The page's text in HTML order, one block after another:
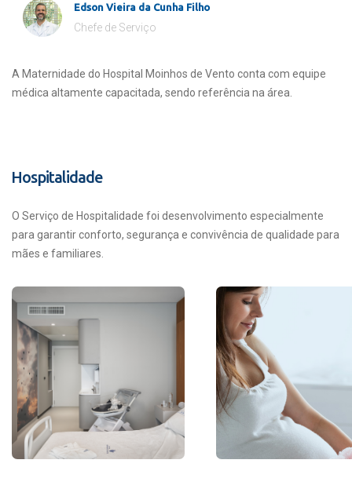
Edson Vieira da Cunha Filho
Chefe de Serviço
A Maternidade do Hospital Moinhos de Vento conta com equipe
médica altamente capacitada, sendo referência na área.
Hospitalidade
O Serviço de Hospitalidade foi desenvolvimento especialmente
para garantir conforto, segurança e convivência de qualidade para
mães e familiares.